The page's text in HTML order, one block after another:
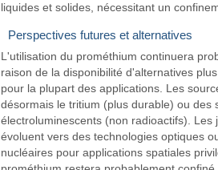
liquides et solides, nécessitant un
Perspectives futures et alternatives
L'utilisation du prométhium continuera
raison de la disponibilité d'alternatives
pour la plupart des applications. Les
désormais le tritium (plus durable) ou des
électroluminescents (non radioactifs). Les
évoluent vers des technologies optiques
nucléaires pour applications spatiales